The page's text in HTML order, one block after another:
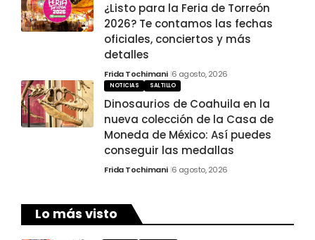
¿Listo para la Feria de Torreón
2026? Te contamos las fechas
oficiales, conciertos y más
detalles
Frida Tochimani 6 agosto, 2026
NOTICIAS SALTILLO
Dinosaurios de Coahuila en la
nueva colección de la Casa de
Moneda de México: Así puedes
conseguir las medallas
Frida Tochimani 6 agosto, 2026
Lo más visto